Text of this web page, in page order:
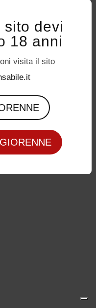
(BL)
sito devi
18 anni
visita il sito